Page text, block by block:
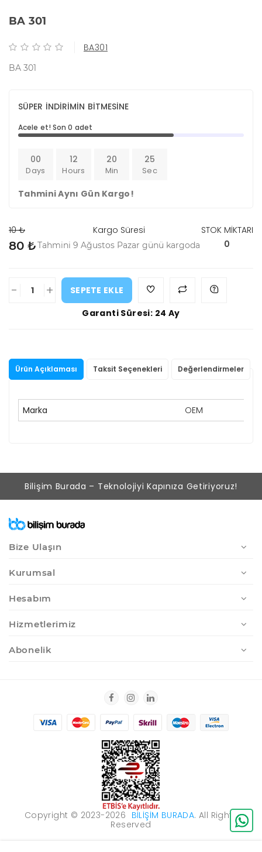
BA 301
BA301
BA 301
SÜPER İNDİRİMİN BİTMESİNE
Acele et! Son 0 adet
00
Days
12
Hours
20
Min
25
Sec
Tahmini Aynı Gün Kargo!
10 ₺
80 ₺
Kargo Süresi
Tahmini 9 Ağustos Pazar günü kargoda
STOK MİKTARI
0
- +
SEPETE EKLE
Garanti Süresi: 24 Ay
Ürün Açıklaması Taksit Seçenekleri Değerlendirmeler
Marka OEM
Bilişim Burada – Teknolojiyi Kapınıza Getiriyoruz!
Bize Ulaşın
Kurumsal
Hesabım
Hizmetlerimiz
Abonelik
Copyright © 2023-2026 BILIŞIM BURADA. All Rights
Reserved